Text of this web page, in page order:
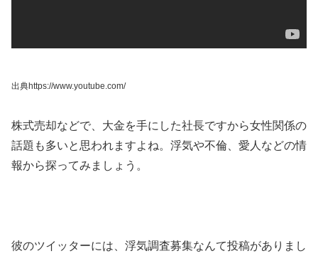
出典https://www.youtube.com/
株式売却などで、大金を手にした社長ですから女性関係の
話題も多いと思われますよね。浮気や不倫、愛人などの情
報から探ってみましょう。
彼のツイッターには、浮気調査募集なんて投稿がありまし